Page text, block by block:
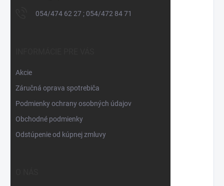
054/474 62 27 ; 054/472 84 71
Akcie
Záručná oprava spotrebiča
Podmienky ochrany osobných údajov
Obchodné podmienky
Odstúpenie od kúpnej zmluvy